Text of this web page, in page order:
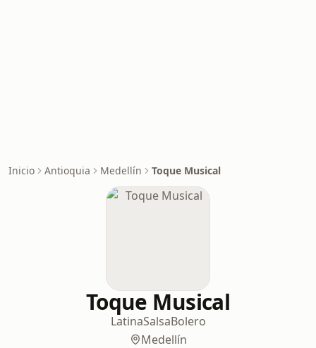
Inicio Antioquia Medellín Toque Musical
Toque Musical
LatinaSalsaBolero
Medellín